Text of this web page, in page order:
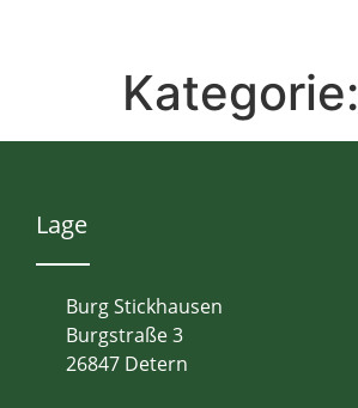
Kategorie:
Lage
Burg Stickhausen
Burgstraße 3
26847 Detern